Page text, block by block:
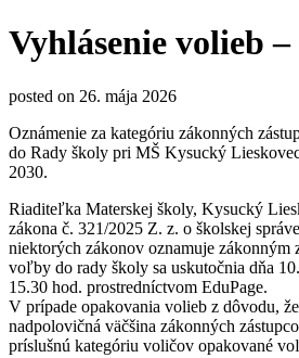
Vyhlásenie volieb
posted on 26. mája 2026
Oznámenie za kategóriu zákonných
do Rady školy pri MŠ Kysucký
2030.
Riaditeľka Materskej školy, Kysucký
zákona č. 321/2025 Z. z. o školskej
niektorých zákonov oznamuje zákonným
voľby do rady školy sa uskutočnia dňa
15.30 hod. prostredníctvom EduPage.
V prípade opakovania volieb z dôvodu,
nadpolovičná väčšina zákonných
príslušnú kategóriu voličov opakované